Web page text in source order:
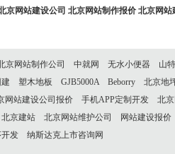
京网站建设公司 北京网站制作报价 北京网站
京网站制作公司 中就网 无水小便器 山
塑木地板 GJB5000A Beborry 北京地
网站建设公司报价 手机APP定制开发 北
北京建站 北京网站维护公司 网站建设报价
发 纳斯达克上市咨询网